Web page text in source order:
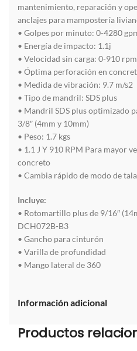
mantenimiento, reparación y
anclajes para mampostería
• Golpes por minuto: 0-4280
• Energía de impacto: 1.1j
• Velocidad sin carga: 0-910 rpm
• Óptima perforación en
• Medida de vibración: 9.7 m/s2
• Tipo de mandril: SDS plus
• Mandril SDS plus optimizado
3/8″ (4mm y 10mm)
• Peso: 1.7 kgs
• 1.1 J Y 910 RPM Para mayor
concreto
• Cambia rápido de modo de
Incluye:
• Rotomartillo plus de 9/16″
DCH072B-B3
• Gancho para cinturón
• Varilla de profundidad
• Mango lateral de 360
Información adicional
Productos